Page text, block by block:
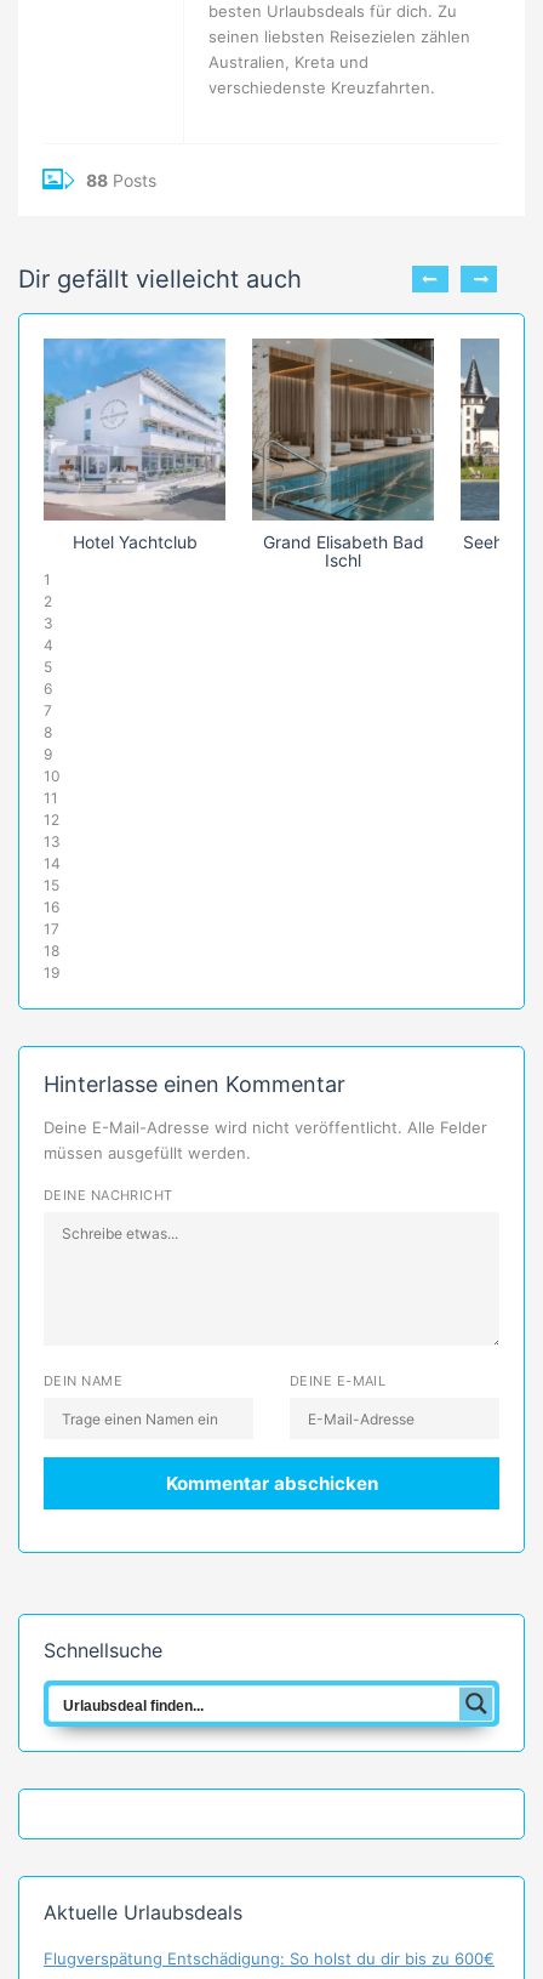
besten Urlaubsdeals für dich. Zu
seinen liebsten Reisezielen zählen
Australien, Kreta und
verschiedenste Kreuzfahrten.
88 Posts
Dir gefällt vielleicht auch
Hotel Yachtclub
Grand Elisabeth Bad
Ischl
Seehotel
1
2
3
4
5
6
7
8
9
10
11
12
13
14
15
16
17
18
19
Hinterlasse einen Kommentar
Deine E-Mail-Adresse wird nicht veröffentlicht. Alle Felder
müssen ausgefüllt werden.
DEINE NACHRICHT
DEIN NAME DEINE E-MAIL
Schnellsuche
Aktuelle Urlaubsdeals
Flugverspätung Entschädigung: So holst du dir bis zu 600€